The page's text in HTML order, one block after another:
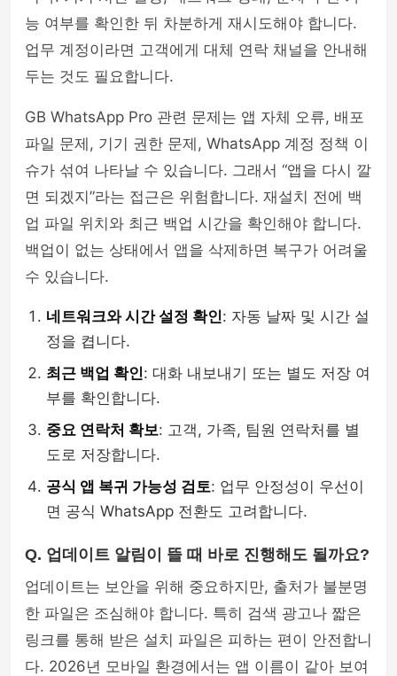
능 여부를 확인한 뒤 차분하게 재시도해야 합니다.
업무 계정이라면 고객에게 대체 연락 채널을 안내해
두는 것도 필요합니다.
GB WhatsApp Pro 관련 문제는 앱 자체 오류, 배포
파일 문제, 기기 권한 문제, WhatsApp 계정 정책 이
슈가 섞여 나타날 수 있습니다. 그래서 “앱을 다시 깔
면 되겠지”라는 접근은 위험합니다. 재설치 전에 백
업 파일 위치와 최근 백업 시간을 확인해야 합니다.
백업이 없는 상태에서 앱을 삭제하면 복구가 어려울
수 있습니다.
네트워크와 시간 설정 확인: 자동 날짜 및 시간 설
정을 켭니다.
최근 백업 확인: 대화 내보내기 또는 별도 저장 여
부를 확인합니다.
중요 연락처 확보: 고객, 가족, 팀원 연락처를 별
도로 저장합니다.
공식 앱 복귀 가능성 검토: 업무 안정성이 우선이
면 공식 WhatsApp 전환도 고려합니다.
Q. 업데이트 알림이 뜰 때 바로 진행해도 될까요?
업데이트는 보안을 위해 중요하지만, 출처가 불분명
한 파일은 조심해야 합니다. 특히 검색 광고나 짧은
링크를 통해 받은 설치 파일은 피하는 편이 안전합니
다. 2026년 모바일 환경에서는 앱 이름이 같아 보여